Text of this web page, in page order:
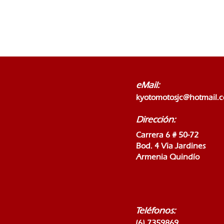
eMail:
Dirección:
Carrera 6 # 50-72
Bod. 4 Via Jardines
Armenia Quindío
Teléfonos: